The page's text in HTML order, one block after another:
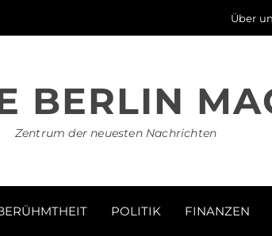
Über
BERLIN
Zentrum der neuesten Nachrichten
POLITIK FINANZEN